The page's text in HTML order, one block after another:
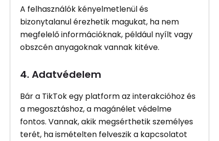
A felhasználók kényelmetlenül és
bizonytalanul érezhetik magukat, ha nem
megfelelő információknak, például nyílt vagy
obszcén anyagoknak vannak kitéve.
4. Adatvédelem
Bár a TikTok egy platform az interakcióhoz és
a megosztáshoz, a magánélet védelme
fontos. Vannak, akik megsérthetik személyes
terét, ha ismételten felveszik a kapcsolatot